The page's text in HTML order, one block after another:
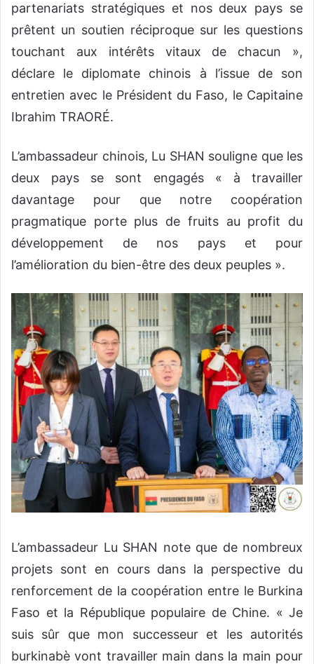
partenariats stratégiques et nos deux pays se
prêtent un soutien réciproque sur les questions
touchant aux intérêts vitaux de chacun »,
déclare le diplomate chinois à l’issue de son
entretien avec le Président du Faso, le Capitaine
Ibrahim TRAORÉ.
L’ambassadeur chinois, Lu SHAN souligne que les
deux pays se sont engagés « à travailler
davantage pour que notre coopération
pragmatique porte plus de fruits au profit du
développement de nos pays et pour
l’amélioration du bien-être des deux peuples ».
L’ambassadeur Lu SHAN note que de nombreux
projets sont en cours dans la perspective du
renforcement de la coopération entre le Burkina
Faso et la République populaire de Chine. « Je
suis sûr que mon successeur et les autorités
burkinabè vont travailler main dans la main pour